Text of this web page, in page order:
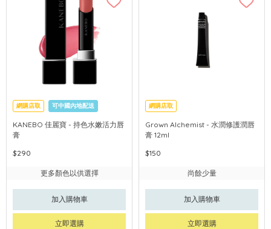
網購店取 可中國內地配送
KANEBO 佳麗寶 - 持色水嫩活力唇
膏
$290
更多顏色以供選擇
加入購物車
立即選購
網購店取
Grown Alchemist - 水潤修護潤唇
膏 12ml
$150
尚餘少量
加入購物車
立即選購